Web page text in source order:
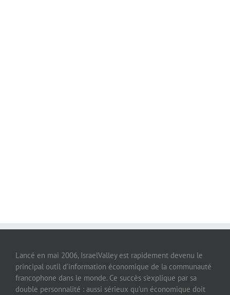
Lancé en mai 2006, IsraelValley est rapidement devenu le
principal outil d’information économique de la communauté
francophone dans le monde. Ce succès s’explique par sa
double personnalité : aussi sérieux qu’un économique doit